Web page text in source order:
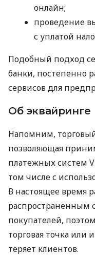
онлайн;
проведение
с уплатой
Подобный подход
банки, постепенно
сервисов для
Об эквайринге
Напомним,
позволяющая
платежных систем
том числе с
В настоящее время
распространенным
покупателей,
торговая точка или
теряет клиентов.